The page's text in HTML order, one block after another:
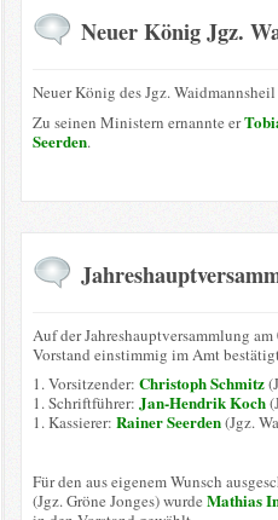
Neuer König Jgz.
Neuer König des Jgz.
Zu seinen Ministern ernannte er
Seerden.
Auf der Jahreshauptversammlung
Vorstand einstimmig im Amt
1. Vorsitzender: Christoph Schmitz
1. Schriftführer: Jan-Hendrik Koch
1. Kassierer: Rainer Seerden(Jgz.
Für den aus eigenem Wunsch
(Jgz. Gröne Jonges) wurde Mathias